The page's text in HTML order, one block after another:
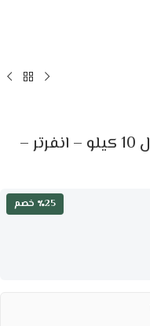
غسالة ملابس امامية تي سي ال 10 كيلو – انفرتر –
٪25 خصم